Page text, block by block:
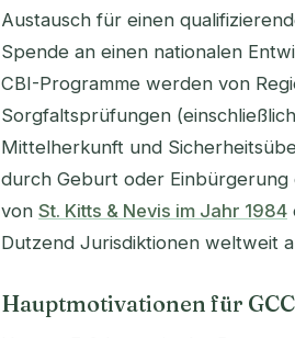
Austausch für einen
Spende an einen nationalen
CBI-Programme werden von
Sorgfaltsprüfungen
Mittelherkunft und
durch Geburt oder
von St. Kitts & Nevis im Jahr 1984
Dutzend Jurisdiktionen weltweit
Hauptmotivationen für